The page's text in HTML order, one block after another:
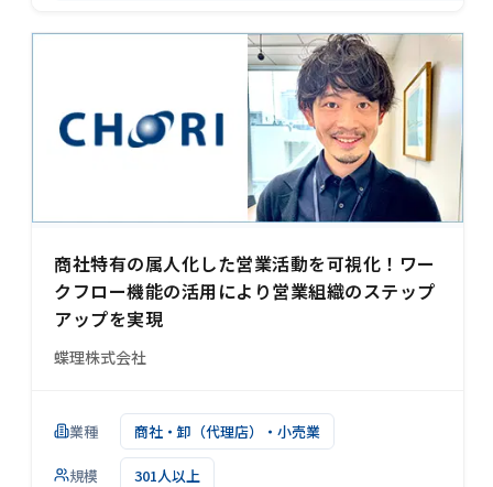
商社特有の属人化した営業活動を可視化！ワー
クフロー機能の活用により営業組織のステップ
アップを実現
蝶理株式会社
業種 商社・卸（代理店）・小売業
規模 301人以上